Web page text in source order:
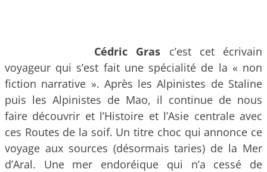
Cédric Gras c’est cet écrivain
voyageur qui s’est fait une spécialité de la « non
fiction narrative ». Après les Alpinistes de Staline
puis les Alpinistes de Mao, il continue de nous
faire découvrir et l’Histoire et l’Asie centrale avec
ces Routes de la soif. Un titre choc qui annonce ce
voyage aux sources (désormais taries) de la Mer
d’Aral. Une mer endoréique qui n’a cessé de